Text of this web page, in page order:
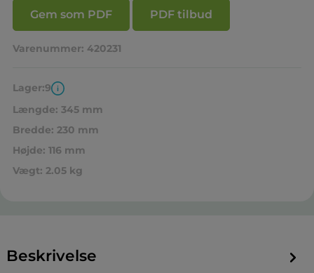
Gem som PDF PDF tilbud
Varenummer: 420231
Lager:9
Længde: 345 mm
Bredde: 230 mm
Højde: 116 mm
Vægt: 2.05 kg
Beskrivelse